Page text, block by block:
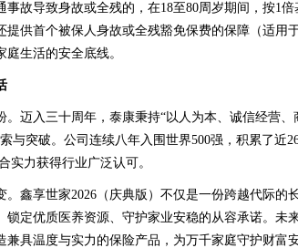
故导致身故或全残的，在18至80周岁期间，按1倍
供首个被保人身故或全残豁免保费的保障（适用
生活的安全底线。
迈入三十周年，泰康秉持“以人为本、诚信经营、
与突破。公司连续八年入围世界500强，积累了近
实力获得行业广泛认可。
鑫享世家2026（庆典版）不仅是一份跨越代际的
定优质医养资源、守护家业安稳的从容承诺。未
具温度与实力的保险产品，为万千家庭守护财富安